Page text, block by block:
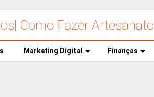
Como Fazer Artesanato
Marketing Digital Finanças